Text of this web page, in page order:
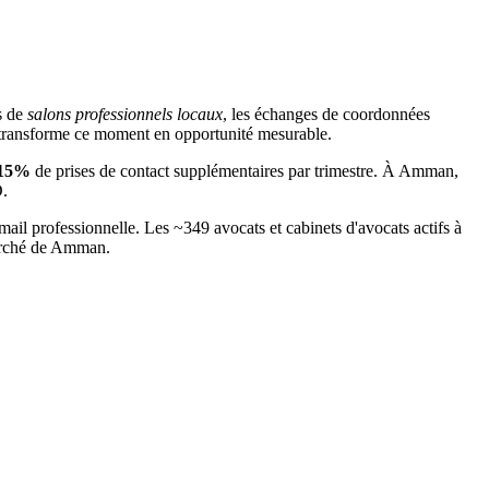
de salons professionnels locaux, les échanges de coordonnées
ce moment en opportunité mesurable.
% de prises de contact supplémentaires par trimestre. À Amman,
professionnelle. Les ~349 avocats et cabinets d'avocats actifs à
de Amman.